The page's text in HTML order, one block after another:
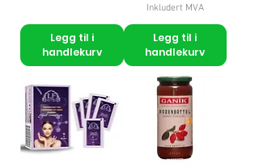
Legg til i
handlekurv
Inkludert MVA
Legg til i
handlekurv